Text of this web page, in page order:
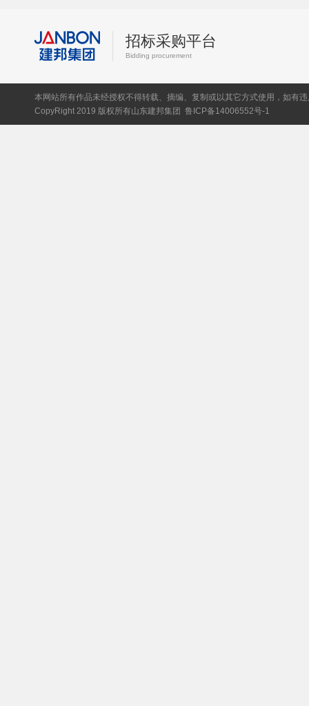
招标采购平台
Bidding procurement
本网站所有作品未经授权不得转载、摘编、复制或以其它方式使用，如有
CopyRight 2019 版权所有山东建邦集团 鲁ICP备14006552号-1